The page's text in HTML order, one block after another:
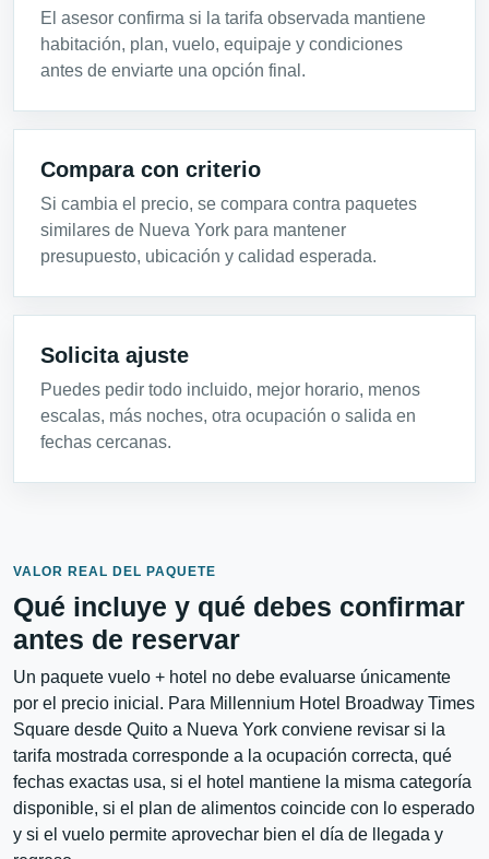
El asesor confirma si la tarifa observada mantiene
habitación, plan, vuelo, equipaje y condiciones
antes de enviarte una opción final.
Compara con criterio
Si cambia el precio, se compara contra paquetes
similares de Nueva York para mantener
presupuesto, ubicación y calidad esperada.
Solicita ajuste
Puedes pedir todo incluido, mejor horario, menos
escalas, más noches, otra ocupación o salida en
fechas cercanas.
VALOR REAL DEL PAQUETE
Qué incluye y qué debes confirmar
antes de reservar
Un paquete vuelo + hotel no debe evaluarse únicamente
por el precio inicial. Para Millennium Hotel Broadway Times
Square desde Quito a Nueva York conviene revisar si la
tarifa mostrada corresponde a la ocupación correcta, qué
fechas exactas usa, si el hotel mantiene la misma categoría
disponible, si el plan de alimentos coincide con lo esperado
y si el vuelo permite aprovechar bien el día de llegada y